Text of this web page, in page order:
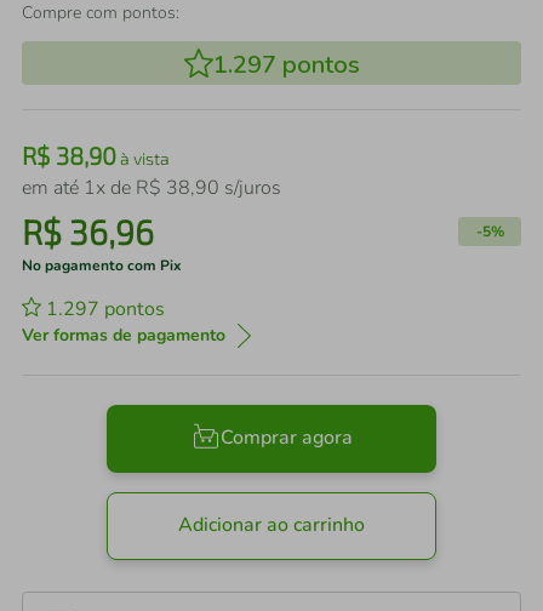
Compre com pontos:
1.297 pontos
R$ 38,90à vista
em até 1x de R$ 38,90 s/juros
R$ 36,96 -5%
No pagamento com Pix
1.297 pontos
Ver formas de pagamento
Comprar agora
Adicionar ao carrinho